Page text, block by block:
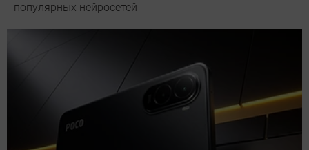
популярных нейросетей